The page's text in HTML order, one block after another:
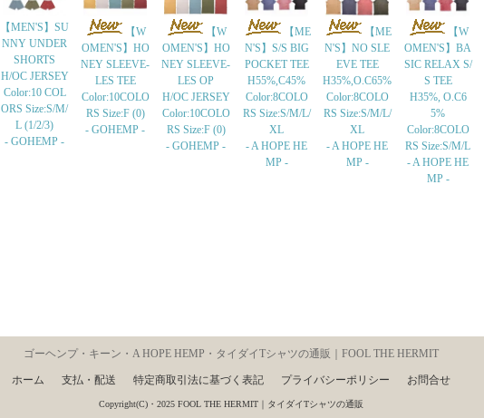
【MEN'S】SU
NNY UNDER
SHORTS
H/OC JERSEY
Color:10 COL
ORS Size:S/M/
L (1/2/3)
- GOHEMP -
【W
OMEN'S】HO
NEY SLEEVE-
LES TEE
Color:10COLO
RS Size:F (0)
- GOHEMP -
【W
OMEN'S】HO
NEY SLEEVE-
LES OP
H/OC JERSEY
Color:10COLO
RS Size:F (0)
- GOHEMP -
【ME
N'S】S/S BIG
POCKET TEE
H55%,C45%
Color:8COLO
RS Size:S/M/L/
XL
- A HOPE HE
MP -
【ME
N'S】NO SLE
EVE TEE
H35%,O.C65%
Color:8COLO
RS Size:S/M/L/
XL
- A HOPE HE
MP -
【W
OMEN'S】BA
SIC RELAX S/
S TEE
H35%, O.C6
5%
Color:8COLO
RS Size:S/M/L
- A HOPE HE
MP -
ゴーヘンプ・キーン・A HOPE HEMP・タイダイTシャツの通販｜FOOL THE HERMIT
ホーム 支払・配送 特定商取引法に基づく表記 プライバシーポリシー お問合せ
Copyright(C)・2025 FOOL THE HERMIT｜タイダイTシャツの通販